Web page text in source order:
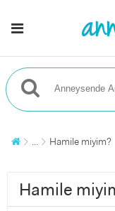
... Hamile miyim?
Hamile